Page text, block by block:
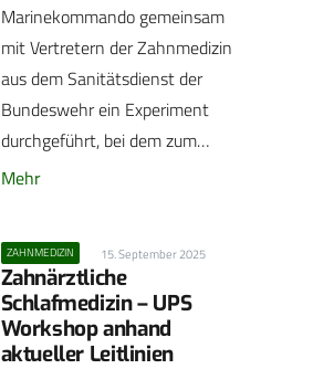
Marinekommando gemeinsam
mit Vertretern der Zahnmedizin
aus dem Sanitätsdienst der
Bundeswehr ein Experiment
durchgeführt, bei dem zum…
Mehr
ZAHNMEDIZIN 15. September 2025
Zahnärztliche
Schlafmedizin – UPS
Workshop anhand
aktueller Leitlinien